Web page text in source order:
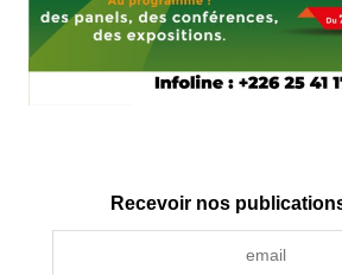
Recevoir nos